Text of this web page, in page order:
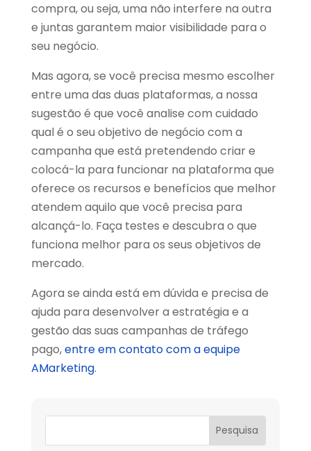
compra, ou seja, uma não interfere na outra
e juntas garantem maior visibilidade para o
seu negócio.
Mas agora, se você precisa mesmo escolher
entre uma das duas plataformas, a nossa
sugestão é que você analise com cuidado
qual é o seu objetivo de negócio com a
campanha que está pretendendo criar e
colocá-la para funcionar na plataforma que
oferece os recursos e benefícios que melhor
atendem aquilo que você precisa para
alcançá-lo. Faça testes e descubra o que
funciona melhor para os seus objetivos de
mercado.
Agora se ainda está em dúvida e precisa de
ajuda para desenvolver a estratégia e a
gestão das suas campanhas de tráfego
pago,entre em contato com a equipe
AMarketing.